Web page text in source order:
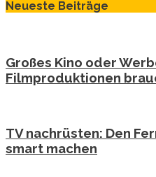
Neueste Beiträge
Großes Kino oder
Filmproduktionen
TV nachrüsten: Den
smart machen